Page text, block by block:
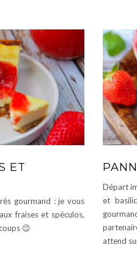
ET
gourmand : je vous
fraises et spéculos,
😉
Départ
et
attend